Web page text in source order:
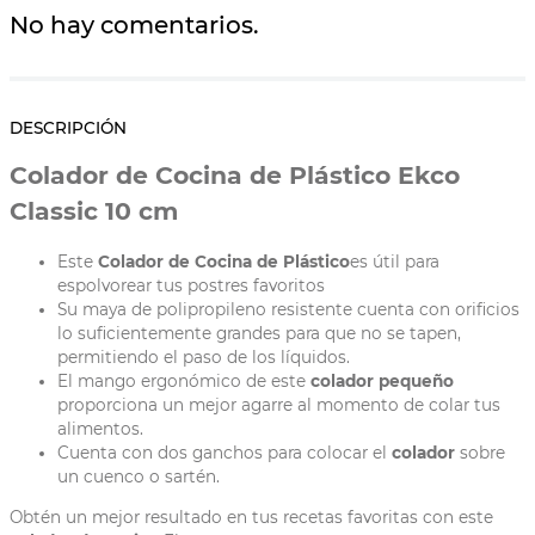
No hay comentarios.
DESCRIPCIÓN
Colador de Cocina de Plástico Ekco
Classic 10 cm
Este Colador de Cocina de Plásticoes útil para
espolvorear tus postres favoritos
Su maya de polipropileno resistente cuenta con orificios
lo suficientemente grandes para que no se tapen,
permitiendo el paso de los líquidos.
El mango ergonómico de este colador pequeño
proporciona un mejor agarre al momento de colar tus
alimentos.
Cuenta con dos ganchos para colocar el colador sobre
un cuenco o sartén.
Obtén un mejor resultado en tus recetas favoritas con este